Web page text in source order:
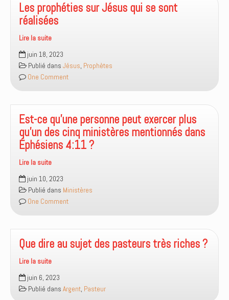
Les prophéties sur Jésus qui se sont
réalisées
Lire la suite
Les
prophéties
sur
Jésus
se
sont
réalisées
juin 18, 2023
Publié dans Jésus, Prophètes
One Comment
Est-ce qu’une personne peut exercer plus
qu’un des cinq ministères mentionnés dans
Éphésiens 4:11 ?
Lire la suite
Est-
ce
qu’une
personne
exercer
plus
qu’un
des
cinq
ministères
juin 10, 2023
Publié dans Ministères
One Comment
Que dire au sujet des pasteurs très riches ?
Lire la suite
Que
dire
au
juin 6, 2023
Publié dans Argent, Pasteur